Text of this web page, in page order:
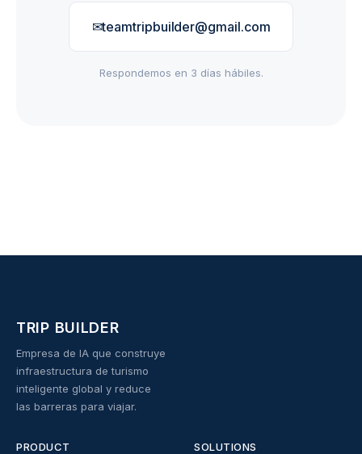
✉teamtripbuilder@gmail.com
Respondemos en 3 días hábiles.
TRIP BUILDER
Empresa de IA que construye
infraestructura de turismo
inteligente global y reduce
las barreras para viajar.
PRODUCT SOLUTIONS